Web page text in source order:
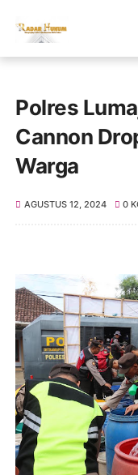
Polres
Cannon
Warga
AGUSTUS 12, 2024 0